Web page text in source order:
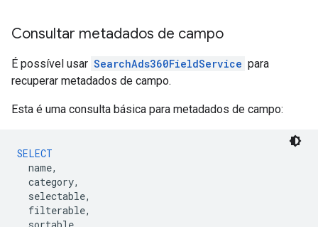
Consultar metadados de campo
É possível usar SearchAds360FieldService para
recuperar metadados de campo.
Esta é uma consulta básica para metadados de campo:
SELECT
name,
category,
selectable,
filterable,